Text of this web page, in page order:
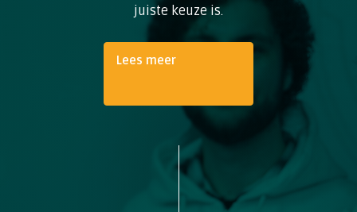
juiste keuze is.
Lees meer